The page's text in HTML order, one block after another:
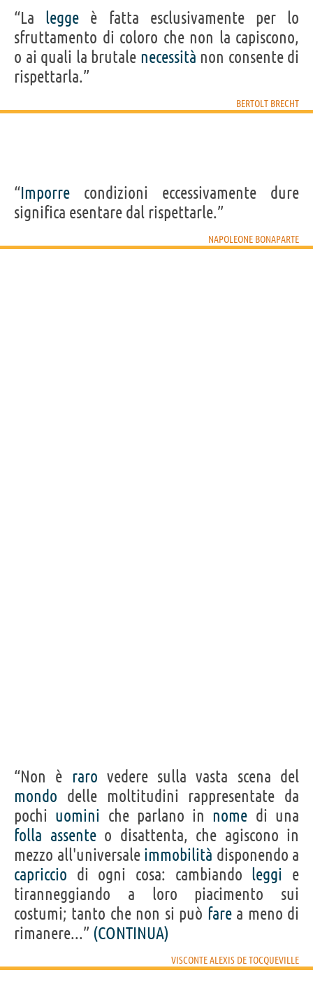
“La legge è fatta esclusivamente per lo
sfruttamento di coloro che non la capiscono,
o ai quali la brutale necessità non consente di
rispettarla.”
BERTOLT BRECHT
“Imporre condizioni eccessivamente dure
significa esentare dal rispettarle.”
NAPOLEONE BONAPARTE
“Non è raro vedere sulla vasta scena del
mondo delle moltitudini rappresentate da
pochi uomini che parlano in nome di una
folla assenteo disattenta, che agiscono in
mezzo all'universale immobilità disponendo a
capriccio di ogni cosa: cambiando leggi e
tiranneggiando a loro piacimento sui
costumi; tanto che non si può farea meno di
rimanere...” (CONTINUA)
VISCONTE ALEXIS DE TOCQUEVILLE